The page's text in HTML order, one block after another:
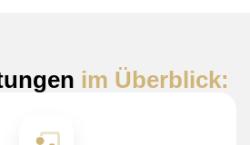
im Überblick: